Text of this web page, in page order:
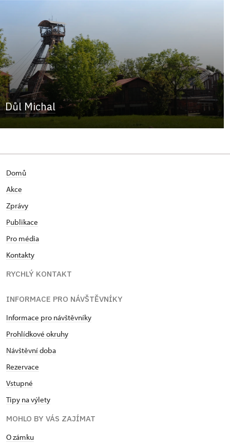
Důl Michal
Domů
Akce
Zprávy
Publikace
Pro média
Kontakty
RYCHLÝ KONTAKT
INFORMACE PRO NÁVŠTĚVNÍKY
Informace pro návštěvníky
Prohlídkové okruhy
Návštěvní doba
Rezervace
Vstupné
Tipy na výlety
MOHLO BY VÁS ZAJÍMAT
O zámku